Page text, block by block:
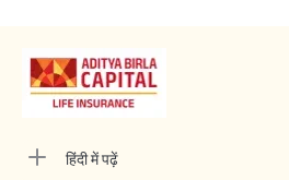
हिंदी में पढ़ें